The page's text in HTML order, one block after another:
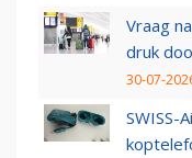
Vraag
druk
30-07-
SWISS-